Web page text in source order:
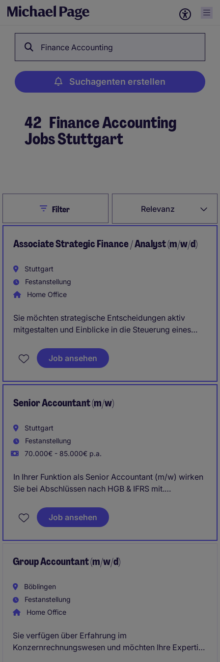
Finance Accounting
Suchagenten erstellen
42 Finance Accounting
Jobs Stuttgart
Relevanz
CloseFilter
Associate Strategic Finance / Analyst (m/w/d)
Stuttgart
Festanstellung
Home Office
Sie möchten strategische Entscheidungen aktiv
mitgestalten und Einblicke in die Steuerung eines
dieser Rolle arbeiten Sie an finanz- und
strategierelevanten Fragestellungen mit hoher
Development.
Die Vakanz ist dabei nächstmöglich zur Verstärkung
des Teams im Herzen Stuttgarts zu besetzen.
Job ansehen
Senior Accountant (m/w)
Stuttgart
Festanstellung
70.000€ - 85.000€ p.a.
In Ihrer Funktion als Senior Accountant (m/w) wirken
Sie bei Abschlüssen nach HGB & IFRS mit.
Hierbei agieren Sie als internationaler Business
Partner zum CFO.
Job ansehen
Group Accountant (m/w/d)
Böblingen
Festanstellung
Home Office
Sie verfügen über Erfahrung im
Konzernrechnungswesen und möchten Ihre Expertise